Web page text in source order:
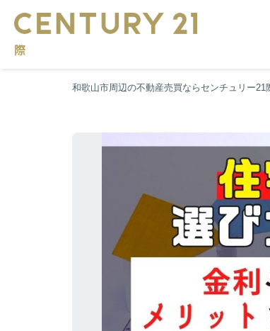
和歌山市周辺の不動産売買ならセンチュリー21